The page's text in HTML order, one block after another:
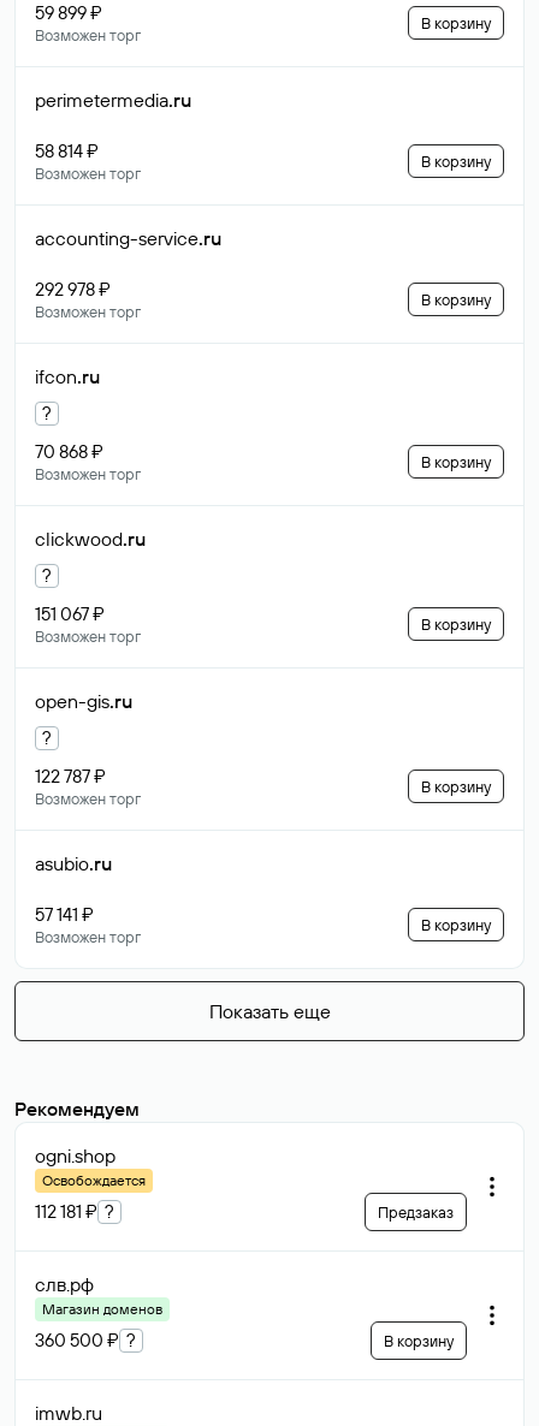
59 899 ₽
Возможен торг
В корзину
perimetermedia.ru
58 814 ₽
Возможен торг
В корзину
accounting-service.ru
292 978 ₽
Возможен торг
В корзину
ifcon.ru
?
70 868 ₽
Возможен торг
В корзину
clickwood.ru
?
151 067 ₽
Возможен торг
В корзину
open-gis.ru
?
122 787 ₽
Возможен торг
В корзину
asubio.ru
57 141 ₽
Возможен торг
В корзину
Показать еще
Рекомендуем
ogni.shop
Освобождается
112 181 ₽ ? Предзаказ
слв.рф
Магазин доменов
360 500 ₽ ? В корзину
imwb.ru